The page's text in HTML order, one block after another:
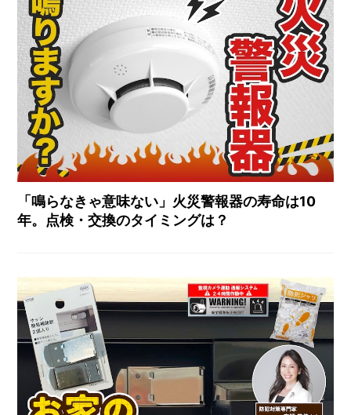
「鳴らなきゃ意味ない」火災警報器の寿命は10
年。点検・交換のタイミングは？